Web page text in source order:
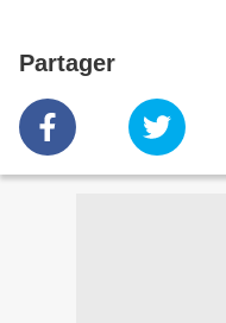
Partager